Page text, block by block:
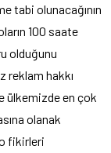
tabi olunacağının
100 saate
olduğunu
hakkı
ülkemizde en çok
olanak
fikirleri